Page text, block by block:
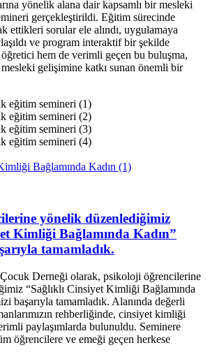
yönelik alana dair kapsamlı bir mesleki
gerçekleştirildi. Eğitim sürecinde
ettikleri sorular ele alındı, uygulamaya
ve program interaktif bir şekilde
hem de verimli geçen bu buluşma,
mesleki gelişimine katkı sunan önemli bir
yönelik düzenlediğimiz
Kimliği Bağlamında Kadın”
tamamladık.
Derneği olarak, psikoloji öğrencilerine
“Sağlıklı Cinsiyet Kimliği Bağlamında
başarıyla tamamladık. Alanında değerli
rehberliğinde, cinsiyet kimliği
paylaşımlarda bulunuldu. Seminere
öğrencilere ve emeği geçen herkese